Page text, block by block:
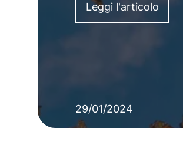
Leggi l'articolo
29/01/2024